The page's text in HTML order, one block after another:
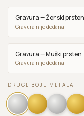
Gravura — Ženski prsten
Gravura nije dodana
Gravura — Muški prsten
Gravura nije dodana
DRUGE BOJE METALA